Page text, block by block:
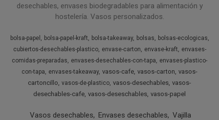
desechables, envases biodegradables para alimentación y
hostelería. Vasos personalizados.
bolsa-papel bolsa-papel-kraft bolsa-takeaway bolsas
bolsas-ecologicas
cubiertos-desechables-plastico
envase-carton envase-kraft
envases-
comidas-preparadas
envases-desechables-con-tapa
envases-plastico-
con-tapa
envases-takeaway vasos-cafe vasos-carton vasos-
cartoncillo vasos-de-plastico vasos-desechables vasos-
desechables-cafe vasos-deseschables vasos-papel
Vasos desechables Envases desechables
Vajilla